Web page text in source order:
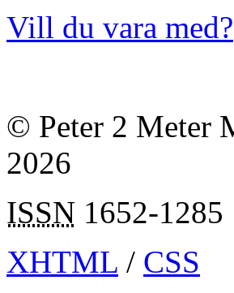
Vill du vara med?
© Peter 2 Meter
2026
ISSN 1652-1285
XHTML / CSS